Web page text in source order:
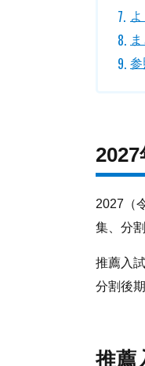
参
2027（
集、分
推薦入
分割後
推薦